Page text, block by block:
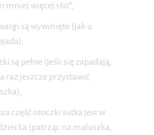
mniej więcej 160°,
są wywinięte (jak u
są pełne (jeśli się zapadają,
raz jeszcze przystawić
część otoczki sutka jest w
(patrząc na maluszka,